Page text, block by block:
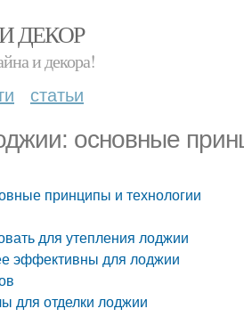
ДЕКОР
и декора!
статьи
основные
принципы и технологии
для утепления лоджии
эффективны для лоджии
для отделки лоджии